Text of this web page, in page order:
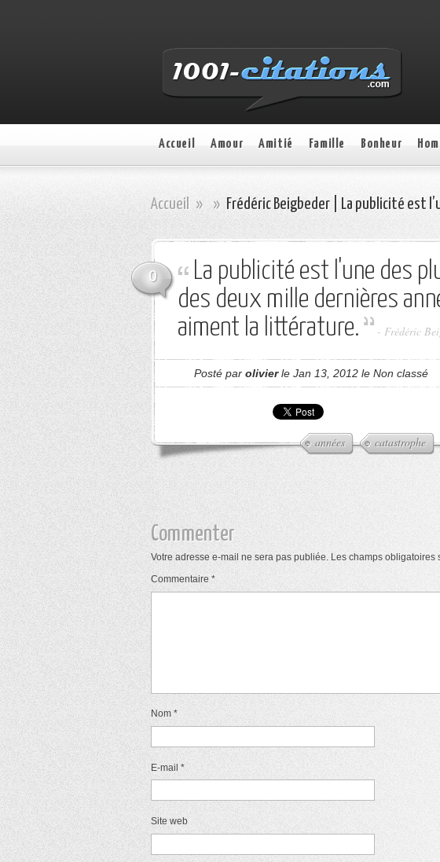
Accueil Amour Amitié Famille Bonheur
Accueil » » Frédéric Beigbeder | La publicité est
0
La publicité est l'une des
des deux mille dernières
aiment la littérature.
- Frédéric
Posté par olivierle Jan 13, 2012 le Non classé
années catastrophe
Commenter
Votre adresse e-mail ne sera pas publiée. Les champs obligatoires
Commentaire *
Nom *
E-mail *
Site web